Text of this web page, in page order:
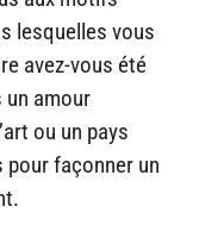
lesquelles vous
avez-vous été
un amour
ou un pays
façonner un